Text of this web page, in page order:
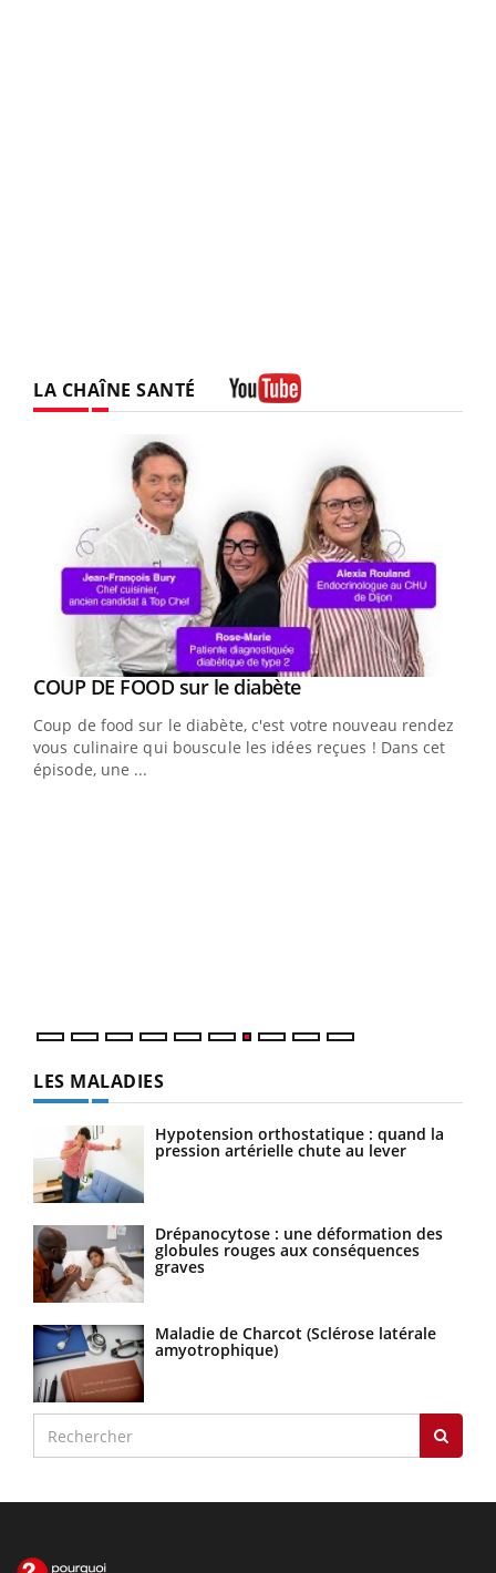
LA CHAÎNE SANTÉ
Youtube
COUP DE FOOD sur le diabèteYoutube
Coup de food sur le diabète, c'est votre nouveau rendez-
vous culinaire qui bouscule les idées reçues ! Dans cet
épisode, une ...
LES MALADIES
Hypotension orthostatique : quand la
pression artérielle chute au lever
Drépanocytose : une déformation des
globules rouges aux conséquences
graves
Maladie de Charcot (Sclérose latérale
amyotrophique)